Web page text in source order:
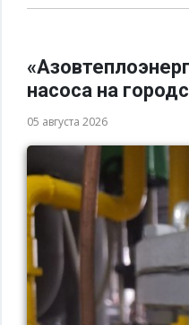
насоса на
05 августа 2026